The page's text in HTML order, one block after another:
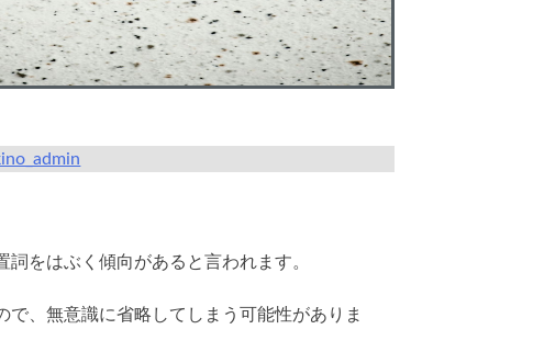
をはぶく傾向があると言われます。
で、無意識に省略してしまう可能性がありま